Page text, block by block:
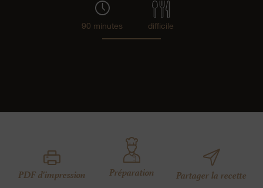
90 minutes difficile
PDF d'impression Préparation Partager la recette